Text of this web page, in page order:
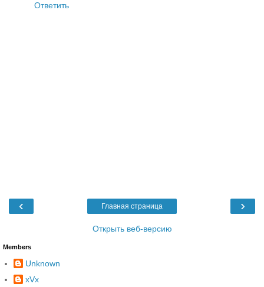
Ответить
‹ ›
Главная страница
Открыть веб-версию
Members
Unknown
xVx